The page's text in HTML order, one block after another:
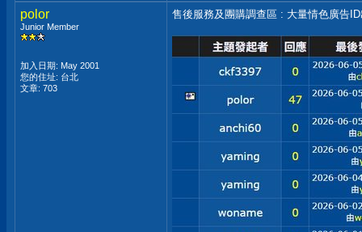
polor
Junior Member
加入日期: May 2001
您的住址: 台北
文章: 703
售後服務及團購調查區 : 大量情色廣告